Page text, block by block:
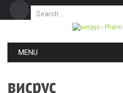
Search for:
MENU
висрус